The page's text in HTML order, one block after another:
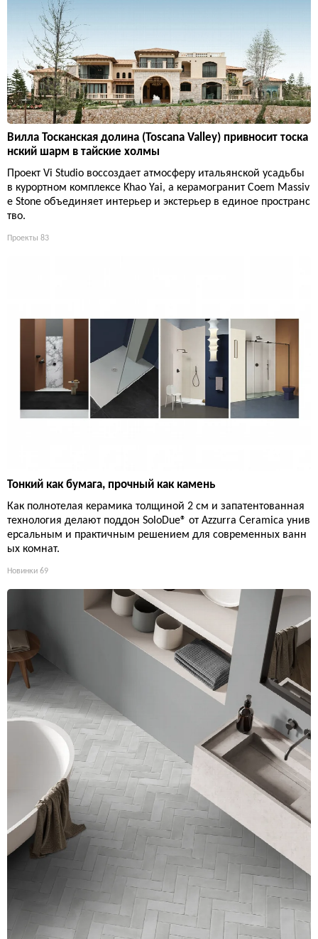
Вилла Тосканская долина (Toscana Valley) привносит тоска
нский шарм в тайские холмы
Проект Vi Studio воссоздает атмосферу итальянской усадьбы
в курортном комплексе Khao Yai, а керамогранит Coem Massiv
e Stone объединяет интерьер и экстерьер в единое пространс
тво.
Проекты 83
Тонкий как бумага, прочный как камень
Как полнотелая керамика толщиной 2 см и запатентованная
технология делают поддон SoloDue® от Azzurra Ceramica унив
ерсальным и практичным решением для современных ванн
ых комнат.
Новинки 69